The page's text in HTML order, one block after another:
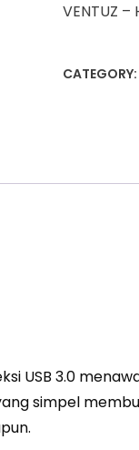
VENTUZ
CATEGORY:
USB 3.0
simpel